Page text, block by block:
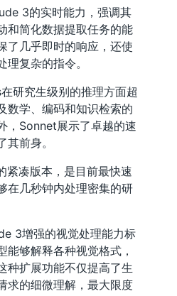
3的实时能力，强调其
和简化数据提取任务的能
了几乎即时的响应，还使
复杂的指令。
研究生级别的推理方面超
数学、编码和知识检索的
，Sonnet展示了卓越的速
前身。
凑版本，是目前最快速
在几秒钟内处理密集的研
3增强的视觉处理能力标
能够解释各种视觉格式，
种扩展功能不仅提高了生
求的细微理解，最大限度